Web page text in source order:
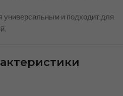
универсальным и подходит для